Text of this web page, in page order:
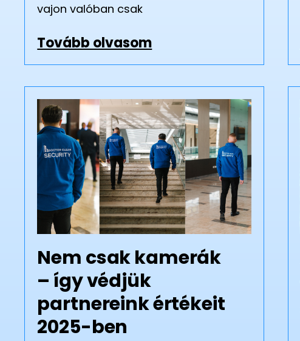
vajon valóban csak
Tovább olvasom
Nem csak kamerák
– így védjük
partnereink értékeit
2025-ben